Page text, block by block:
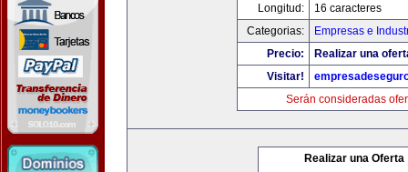
Longitud:
16 caracteres
Categorias:
Empresas e
Precio:
Realizar una
Visitar!
Serán consideradas
Realizar una Oferta